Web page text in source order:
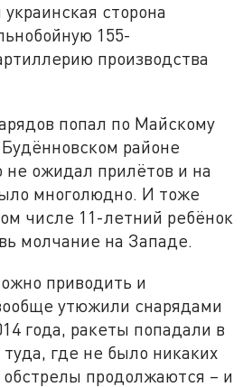
сторона
155-
производства
попал по Майскому
районе
не ожидал прилётов и на
многолюдно. И тоже
числе 11-летний ребёнок
молчание на Западе.
приводить и
утюжили снарядами
года, ракеты попадали в
где не было никаких
продолжаются – и